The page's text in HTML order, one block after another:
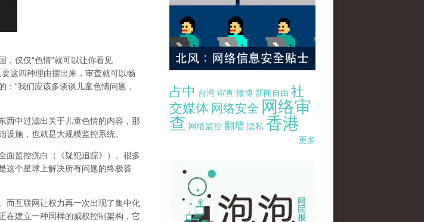
，仅仅“色情”就可以让你看见
这四种理由摆出来，审查就可以畅
“我们应该多谈谈儿童色情问题，
西中过滤出关于儿童色情的内容，那
施，也就是大规模监控系统。
监控洗白（《疑犯追踪》）。 很多
这个星球上解决所有问题的终极答
而互联网让权力再一次出现了集中化
在建立一种同样的威权控制架构，它
占中 台湾 审查 微博 新闻自由 社
交媒体 网络安全 网络审
查 网络监控 翻墙 隐私 香港
更多
pao-pao-banner-mirror-site-120814.jpg